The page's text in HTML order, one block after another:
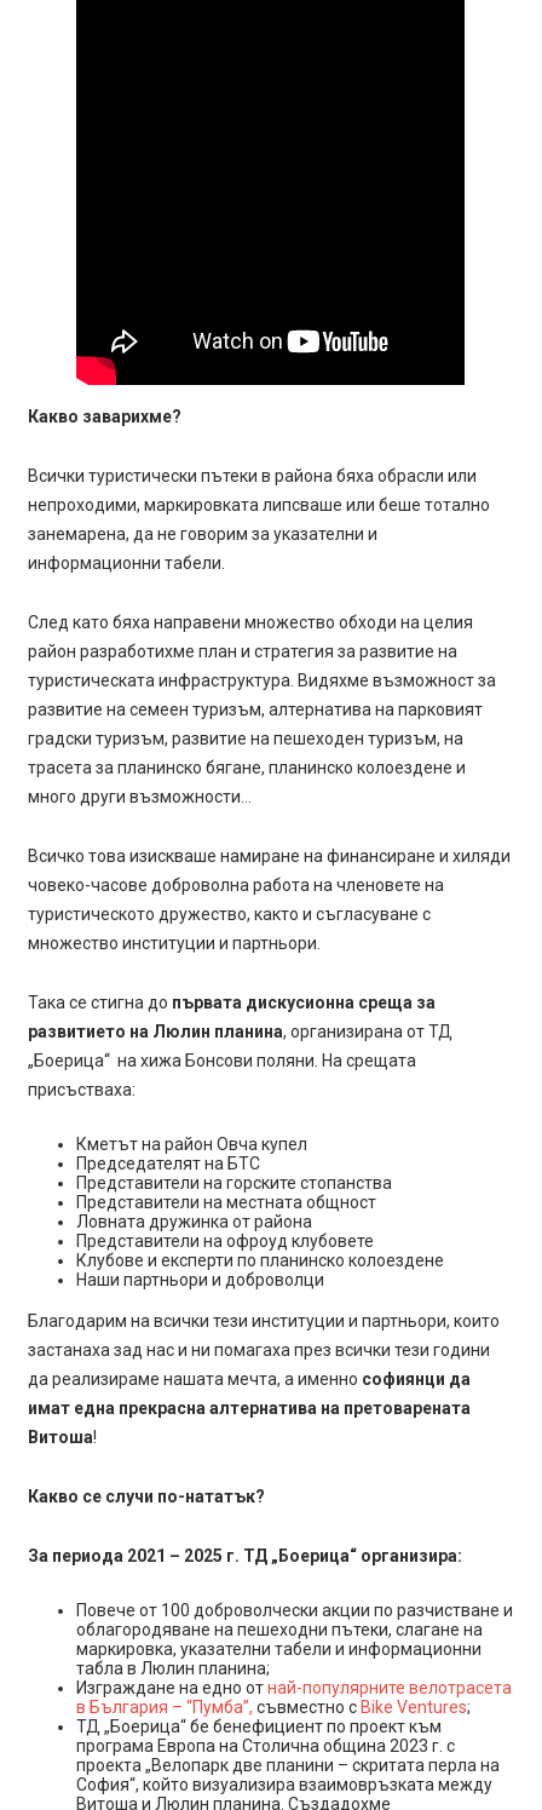
Какво заварихме?
Всички туристически пътеки в района бяха обрасли или
непроходими, маркировката липсваше или беше тотално
занемарена, да не говорим за указателни и
информационни табели.
След като бяха направени множество обходи на целия
район разработихме план и стратегия за развитие на
туристическата инфраструктура. Видяхме възможност за
развитие на семеен туризъм, алтернатива на парковият
градски туризъм, развитие на пешеходен туризъм, на
трасета за планинско бягане, планинско колоездене и
много други възможности…
Всичко това изискваше намиране на финансиране и хиляди
човеко-часове доброволна работа на членовете на
туристическото дружество, както и съгласуване с
множество институции и партньори.
Така се стигна до първата дискусионна среща за
развитието на Люлин планина, организирана от ТД
„Боерица“ на хижа Бонсови поляни. На срещата
присъстваха:
Кметът на район Овча купел
Председателят на БТС
Представители на горските стопанства
Представители на местната общност
Ловната дружинка от района
Представители на офроуд клубовете
Клубове и експерти по планинско колоездене
Наши партньори и доброволци
Благодарим на всички тези институции и партньори, които
застанаха зад нас и ни помагаха през всички тези години
да реализираме нашата мечта, а именно софиянци да
имат една прекрасна алтернатива на претоварената
Витоша!
Какво се случи по-нататък?
За периода 2021 – 2025 г. ТД „Боерица“ организира:
Повече от 100 доброволчески акции по разчистване и
облагородяване на пешеходни пътеки, слагане на
маркировка, указателни табели и информационни
табла в Люлин планина;
Изграждане на едно отнай-популярните велотрасета
в България – “Пумба”, съвместно с Bike Ventures;
ТД „Боерица“ бе бенефициент по проект към
програма Европа на Столична община 2023 г. с
проекта „Велопарк две планини – скритата перла на
София“, който визуализира взаимовръзката между
Витоша и Люлин планина. Създадохме